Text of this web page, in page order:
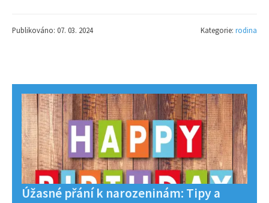
Publikováno: 07. 03. 2024 Kategorie: rodina
Úžasné přání k narozeninám: Tipy a